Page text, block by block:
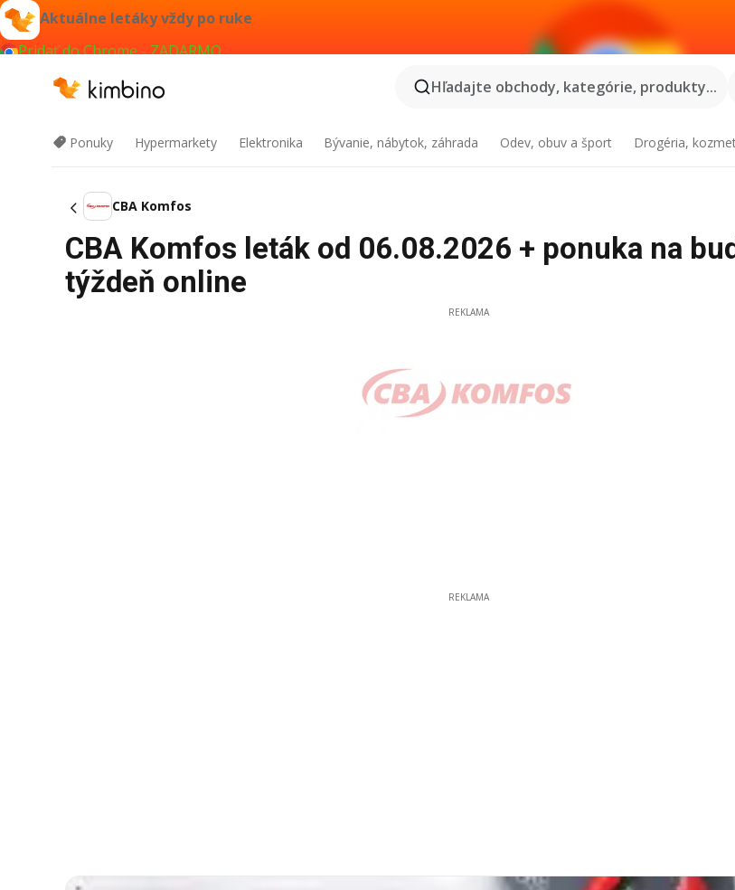
Aktuálne letáky vždy po ruke
Pridať do Chrome - ZADARMO
Hľadajte obchody, kategórie, produkty...
Ponuky Hypermarkety Elektronika Bývanie, nábytok, záhrada Odev, obuv a šport Drogéria,
CBA Komfos
CBA Komfos leták od 06.08.2026 + ponuka na
týždeň online
REKLAMA
REKLAMA